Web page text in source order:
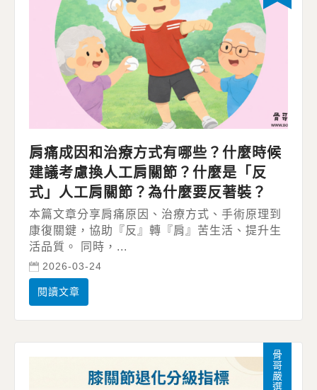
肩痛成因和治療方式有哪些？什麼時候
建議考慮換人工肩關節？什麼是「反
式」人工肩關節？為什麼要反著裝？
本篇文章分享肩痛原因、治療方式、手術原理到
康復關鍵，協助『反』轉『肩』苦生活、提升生
活品質。 同時，...
2026-03-24
閱讀文章
骨哥嚴選